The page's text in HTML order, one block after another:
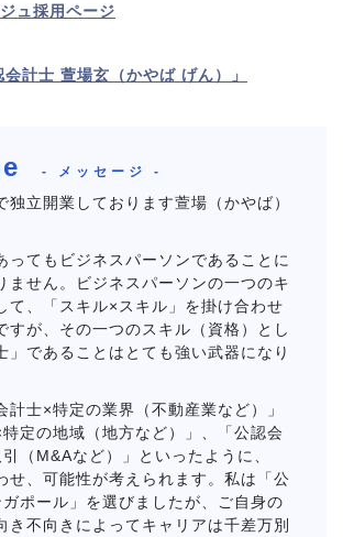
ュ採用ページ
計士 萱場玄（かやば げん）」
- メッセージ -
独立開業しております萱場（かやば）
ってもビジネスパーソンであることに
ません。ビジネスパーソンの一つのキ
て、「スキル×スキル」を掛け合わせ
すが、その一つのスキル（資格）とし
」であることはとても強い武器になり
計士×特定の業界（不動産業など）」
特定の地域（地方など）」、「公認会
（M&Aなど）」といったように、
せ、可能性が考えられます。私は「公
ポール」を選びましたが、ご自身の
き不向きによってキャリアは千差万別